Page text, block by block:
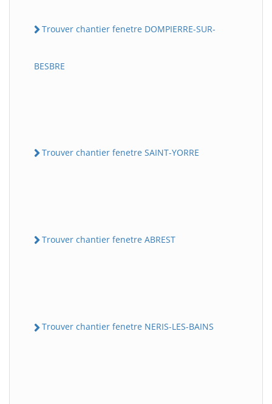
Trouver chantier fenetre DOMPIERRE-SUR-
BESBRE
Trouver chantier fenetre SAINT-YORRE
Trouver chantier fenetre ABREST
Trouver chantier fenetre NERIS-LES-BAINS